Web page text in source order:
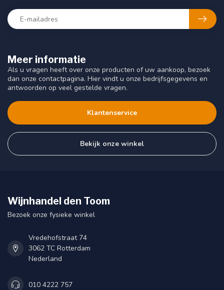
Meer informatie
Als u vragen heeft over onze producten of uw aankoop, bezoek
dan onze contactpagina. Hier vindt u onze bedrijfsgegevens en
antwoorden op veel gestelde vragen.
Klantenservice
Bekijk onze winkel
Wijnhandel den Toom
Bezoek onze fysieke winkel
Vredehofstraat 74
3062 TC Rotterdam
Nederland
010 4222 757